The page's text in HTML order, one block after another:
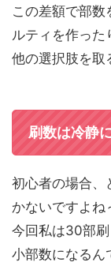
この差額で部
ルティを作った
他の選択肢を取
刷数は冷静
初心者の場合、
かないですよね
今回私は30部
小部数になるん